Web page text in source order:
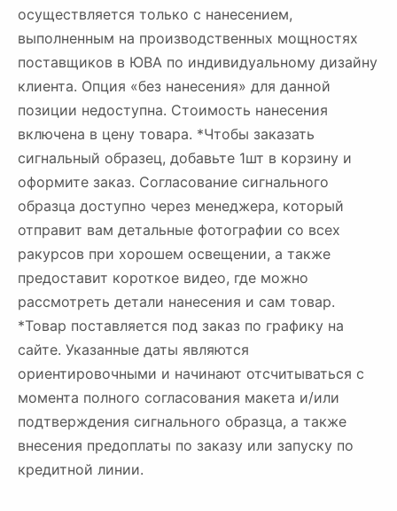
осуществляется только с нанесением,
выполненным на производственных мощностях
поставщиков в ЮВА по индивидуальному дизайну
клиента. Опция «без нанесения» для данной
позиции недоступна. Стоимость нанесения
включена в цену товара. *Чтобы заказать
сигнальный образец, добавьте 1шт в корзину и
оформите заказ. Согласование сигнального
образца доступно через менеджера, который
отправит вам детальные фотографии со всех
ракурсов при хорошем освещении, а также
предоставит короткое видео, где можно
рассмотреть детали нанесения и сам товар.
*Товар поставляется под заказ по графику на
сайте. Указанные даты являются
ориентировочными и начинают отсчитываться с
момента полного согласования макета и/или
подтверждения сигнального образца, а также
внесения предоплаты по заказу или запуску по
кредитной линии.